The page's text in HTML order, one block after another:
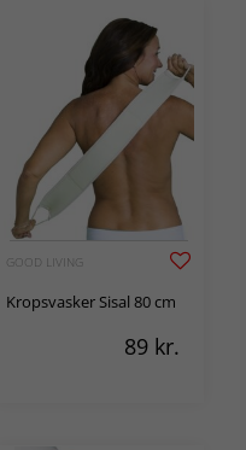
GOOD LIVING
Kropsvasker Sisal 80 cm
89 kr.